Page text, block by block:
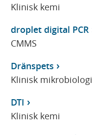
Klinisk kemi
droplet digital PCR
CMMS
Dränspets
Klinisk mikrobiologi
DTI
Klinisk kemi